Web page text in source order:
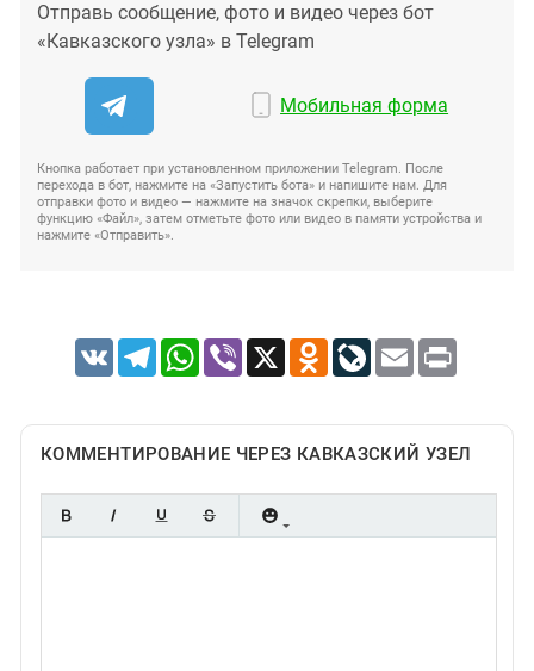
Отправь сообщение, фото и видео через бот
«Кавказского узла» в Telegram
Мобильная форма
Кнопка работает при установленном приложении Telegram. После
перехода в бот, нажмите на «Запустить бота» и напишите нам. Для
отправки фото и видео — нажмите на значок скрепки, выберите
функцию «Файл», затем отметьте фото или видео в памяти устройства и
нажмите «Отправить».
VK TelegramWhatsApp
Viber X Odnoklassniki
LiveJournal
Email Print
КОММЕНТИРОВАНИЕ ЧЕРЕЗ КАВКАЗСКИЙ УЗЕЛ